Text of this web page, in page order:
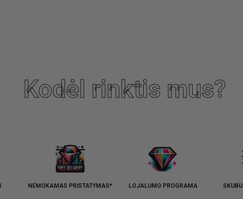
Kodėl rinktis mus?
NEMOKAMAS PRISTATYMAS* LOJALUMO PROGRAMA